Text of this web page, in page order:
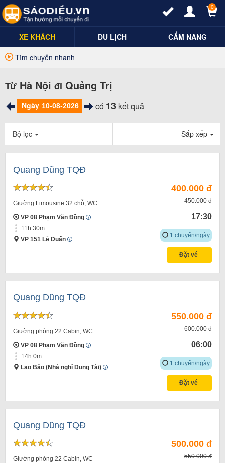
0
XE KHÁCH DU LỊCH CẨM NANG
Tìm chuyến nhanh
Từ Hà Nội đi Quảng Trị
Ngày có 13 kết quả
Bộ lọc Sắp xếp
Quang Dũng TQĐ
Giường Limousine 32 chỗ, WC
VP 08 Phạm Văn Đồng
11h 30m
VP 151 Lê Duẩn
400.000 đ
450.000 đ
17:30
1 chuyến/ngày
Đặt vé
Quang Dũng TQĐ
Giường phòng 22 Cabin, WC
VP 08 Phạm Văn Đồng
14h 0m
Lao Bảo (Nhà nghỉ Dung Tài)
550.000 đ
600.000 đ
06:00
1 chuyến/ngày
Đặt vé
Quang Dũng TQĐ
Giường phòng 22 Cabin, WC
500.000 đ
550.000 đ